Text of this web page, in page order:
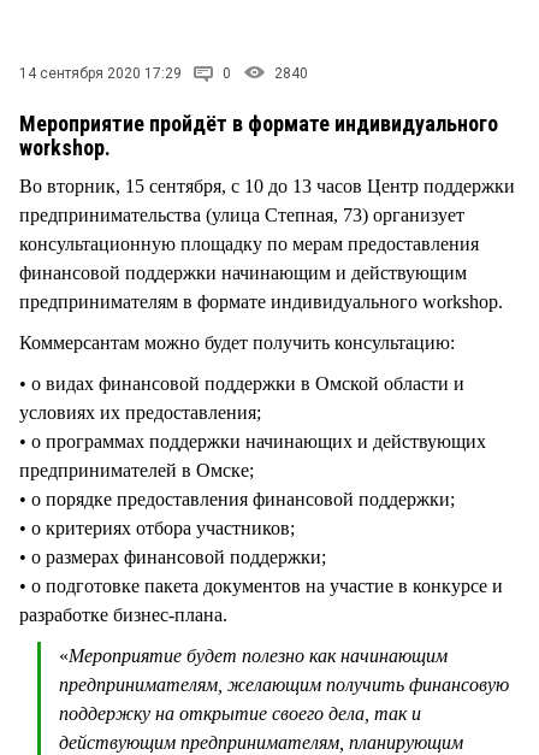
14 сентября 2020 17:29 0 2840
Мероприятие пройдёт в формате индивидуального
workshop.
Во вторник, 15 сентября, с 10 до 13 часов Центр поддержки
предпринимательства (улица Степная, 73) организует
консультационную площадку по мерам предоставления
финансовой поддержки начинающим и действующим
предпринимателям в формате индивидуального workshop.
Коммерсантам можно будет получить консультацию:
• о видах финансовой поддержки в Омской области и
условиях их предоставления;
• о программах поддержки начинающих и действующих
предпринимателей в Омске;
• о порядке предоставления финансовой поддержки;
• о критериях отбора участников;
• о размерах финансовой поддержки;
• о подготовке пакета документов на участие в конкурсе и
разработке бизнес-плана.
«Мероприятие будет полезно как начинающим
предпринимателям, желающим получить финансовую
поддержку на открытие своего дела, так и
действующим предпринимателям, планирующим